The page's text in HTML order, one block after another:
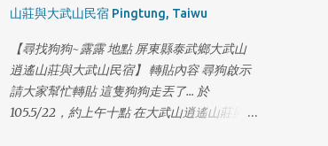
山莊與大武山民宿 Pingtung, Taiwu
【尋找狗狗~露露 地點 屏東縣泰武鄉大武山
逍遙山莊與大武山民宿】 轉貼內容 尋狗啟示
請大家幫忙轉貼 這隻狗狗走丟了... 於
105.5/22，約上午十點 在大武山逍遙山莊與大